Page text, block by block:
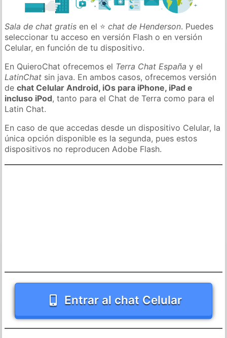
Sala de chat gratis en el ⭐chat de Henderson. Puedes
seleccionar tu acceso en versión Flash o en versión
Celular, en función de tu dispositivo.
En QuieroChat ofrecemos el Terra Chat España y el
LatinChat sin java. En ambos casos, ofrecemos versión
dechat Celular Android, iOs para iPhone, iPad e
incluso iPod, tanto para el Chat de Terra como para el
Latin Chat.
En caso de que accedas desde un dispositivo Celular, la
única opción disponible es la segunda, pues estos
dispositivos no reproducen Adobe Flash.
Entrar al chat Celular